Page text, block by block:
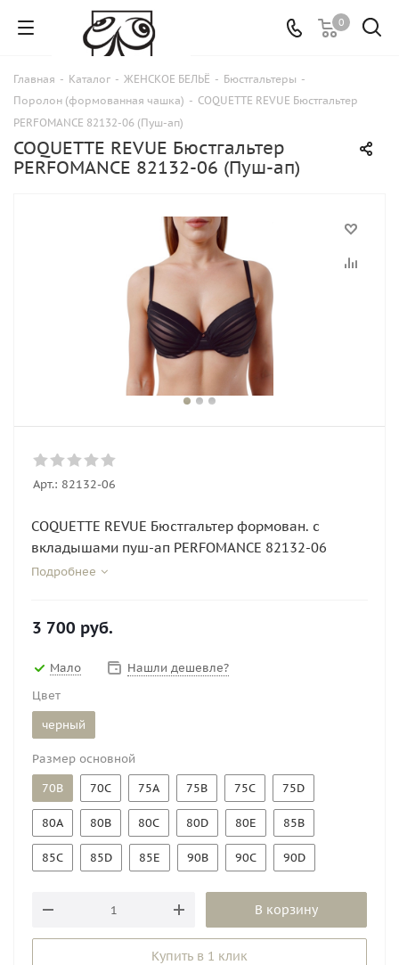
0
Главная - Каталог - ЖЕНСКОЕ БЕЛЬЁ - Бюстгальтеры -
Поролон (формованная чашка) - COQUETTE REVUE Бюстгальтер
PERFOMANCE 82132-06 (Пуш-ап)
COQUETTE REVUE Бюстгальтер
PERFOMANCE 82132-06 (Пуш-ап)
Арт.: 82132-06
COQUETTE REVUE Бюстгальтер формован. с
вкладышами пуш-ап PERFOMANCE 82132-06
Подробнее
3 700 руб.
Мало
Нашли дешевле?
Цвет
черный
Размер основной
70B
70C 75A 75B 75C 75D
80A 80B 80C 80D 80E 85B
85C 85D 85E 90B 90C 90D
В корзину
Купить в 1 клик